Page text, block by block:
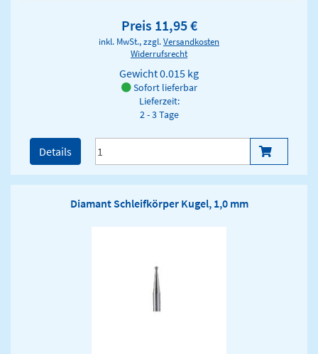
Preis 11,95 €
inkl. MwSt., zzgl.Versandkosten
Widerrufsrecht
Gewicht0.015 kg
Sofort lieferbar
Lieferzeit:
2 - 3 Tage
Details
Diamant Schleifkörper Kugel, 1,0 mm